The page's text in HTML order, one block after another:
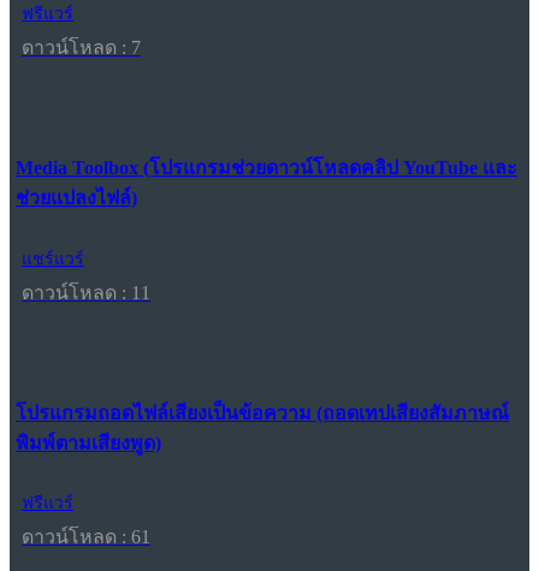
ฟรีแวร์
ดาวน์โหลด : 7
Media Toolbox (โปรแกรมช่วยดาวน์โหลดคลิป YouTube และ
ช่วยแปลงไฟล์)
แชร์แวร์
ดาวน์โหลด : 11
โปรแกรมถอดไฟล์เสียงเป็นข้อความ (ถอดเทปเสียงสัมภาษณ์
พิมพ์ตามเสียงพูด)
ฟรีแวร์
ดาวน์โหลด : 61